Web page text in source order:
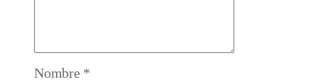
Nombre *